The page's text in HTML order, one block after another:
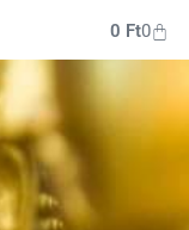
0 Ft0